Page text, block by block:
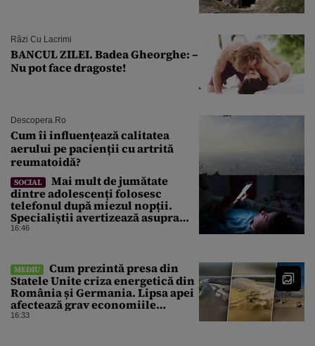
Râzi Cu Lacrimi
BANCUL ZILEI. Badea Gheorghe: –
Nu pot face dragoste!
Descopera.ro
Cum îi influențează calitatea
aerului pe pacienții cu artrită
reumatoidă?
SOCIAL
Mai mult de jumătate
dintre adolescenți folosesc
telefonul după miezul nopții.
Specialiștii avertizează asupra
efectelor
16:46
MEDIU
Cum prezintă presa din
Statele Unite criza energetică din
România și Germania. Lipsa apei
afectează grav economiile
Europei
16:33